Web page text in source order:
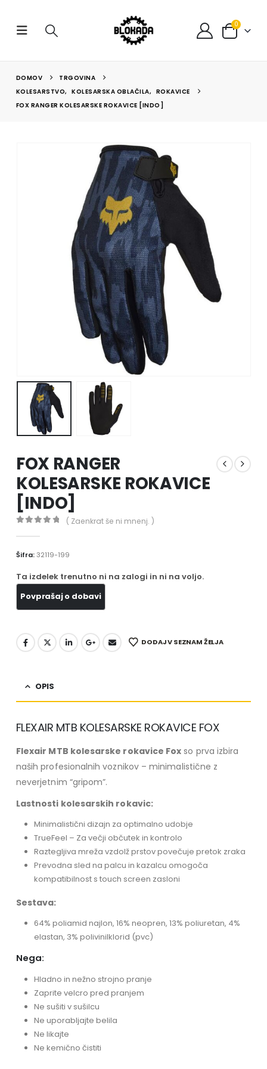
0
DOMOV
TRGOVINA
KOLESARSTVO, KOLESARSKA OBLAČILA, ROKAVICE
FOX RANGER KOLESARSKE ROKAVICE [INDO]
FOX RANGER
KOLESARSKE ROKAVICE
[INDO]
( Zaenkrat še ni mnenj. )
Šifra:32119-199
Ta izdelek trenutno ni na zalogi in ni na voljo.
DODAJ V SEZNAM ŽELJA
OPIS
FLEXAIR MTB KOLESARSKE ROKAVICE FOX
Flexair MTB kolesarske rokavice Fox so prva izbira
naših profesionalnih voznikov – minimalistične z
neverjetnim “gripom”.
Lastnosti kolesarskih rokavic:
Minimalistični dizajn za optimalno udobje
TrueFeel – Za večji občutek in kontrolo
Raztegljiva mreža vzdolž prstov povečuje pretok zraka
Prevodna sled na palcu in kazalcu omogoča
kompatibilnost s touch screen zasloni
Sestava:
64% poliamid najlon, 16% neopren, 13% poliuretan, 4%
elastan, 3% polivinilklorid (pvc)
Nega:
Hladno in nežno strojno pranje
Zaprite velcro pred pranjem
Ne sušiti v sušilcu
Ne uporabljajte belila
Ne likajte
Ne kemično čistiti